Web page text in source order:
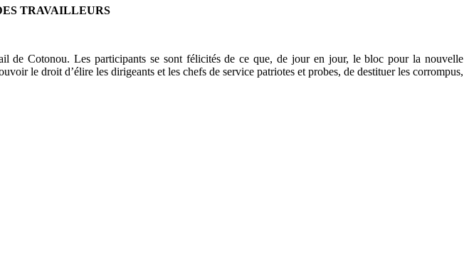
TRAVAILLEURS
de Cotonou.Les participants se sont félicités de ce que, de jour en jour, le bloc pour la nouvelle
le droit d’élire les dirigeants et les chefs de service patriotes et probes, de destituer les corrompus,